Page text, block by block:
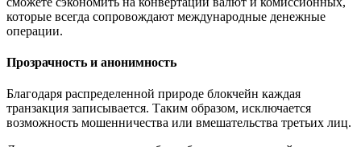
которые всегда сопровождают международные денежные
операции.
Прозрачность и анонимность
Благодаря распределенной природе блокчейн каждая
транзакция записывается. Таким образом, исключается
возможность мошенничества или вмешательства третьих лиц.